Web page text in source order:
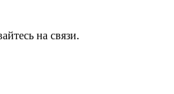
на связи.